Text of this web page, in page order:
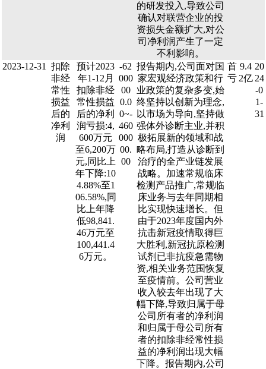
的研发投入,导致公司
确认对联营企业的投
资损失金额扩大,对公
司净利润产生了一定
不利影响。
2023-12-31
扣除
非经
常性
损益
后的
净利
润
预计2023
年1-12月
扣除非经
常性损益
后的净利
润亏损:4,
600万元
至6,200万
元,同比上
年下降:10
4.88%至1
06.58%,同
比上年降
低98,841.
46万元至
100,441.4
6万元。
-62
000
00
0.0
0~-
460
000
00.
00
报告期内,公司面对国
家宏观经济政策和行
业政策的复杂多变,始
终坚持以创新为理念,
以市场为导向,坚持做
强体外诊断主业,并积
极拓展新的领域和战
略布局,打造从诊断到
治疗的全产业链发展
战略。加速常规临床
检测产品推广,常规临
床业务与去年同期相
比实现快速增长。但
由于2023年度国内外
抗击新冠疫情取得巨
大胜利,新冠抗原检测
试剂已非抗疫急需物
资,相关业务范围恢复
至疫情前。公司营业
收入较去年出现了大
幅下降,导致归属于母
公司所有者的净利润
和归属于母公司所有
者的扣除非经常性损
益的净利润出现大幅
下降。报告期内,公司
首
亏
9.4
2亿
20
24
-0
1-
31